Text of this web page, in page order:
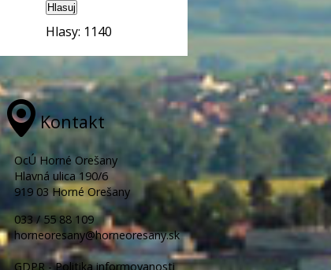
Hlasuj
Hlasy: 1140
Kontakt
OcÚ Horné Orešany
Hlavná ulica 190/6
919 03 Horné Orešany
033 / 55 88 109
horneoresany@horneoresany.sk
GDPR - Politika informovanosti